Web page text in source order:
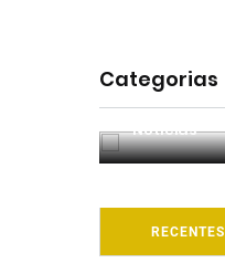
Categorias
Entrevistas
RECENTES